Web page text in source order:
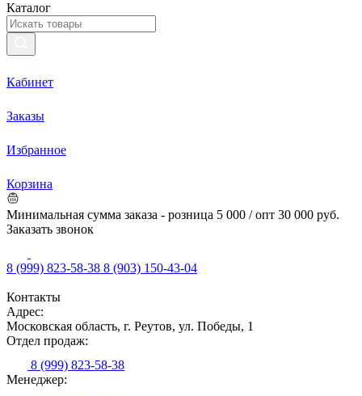
Каталог
Кабинет
Заказы
Избранное
Корзина
Минимальная сумма заказа - розница 5 000 / опт 30 000 руб.
Заказать звонок
8 (999) 823-58-38 8 (903) 150-43-04
Контакты
Адрес:
Московская область, г. Реутов, ул. Победы, 1
Отдел продаж:
8 (999) 823-58-38
Менеджер: